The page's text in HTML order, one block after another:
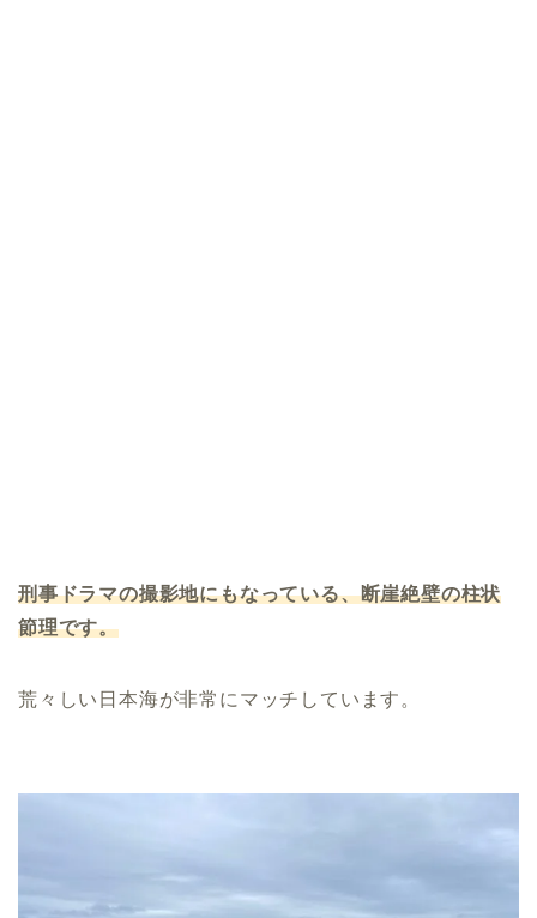
刑事ドラマの撮影地にもなっている、断崖絶壁の柱状
節理です。
荒々しい日本海が非常にマッチしています。